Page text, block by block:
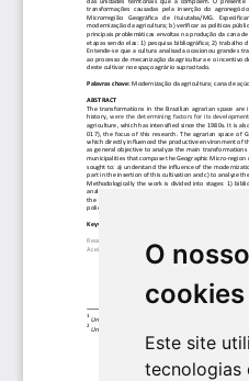
O
cookies
Este site
tecnologias